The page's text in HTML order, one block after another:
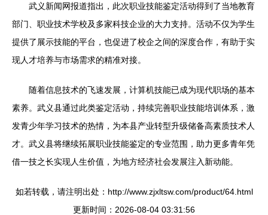
武义新闻网报道指出，此次职业技能鉴定活动得到了当地教育
部门、职业技术学校及多家科技企业的大力支持。活动不仅为学生
提供了展示技能的平台，也促进了校企之间的深度合作，有助于实
现人才培养与市场需求的精准对接。
随着信息技术的飞速发展，计算机技能已成为现代职场的基本
素养。武义县通过此类鉴定活动，持续完善职业技能培训体系，激
发青少年学习技术的热情，为本县产业转型升级储备高素质技术人
才。武义县将继续拓展职业技能鉴定的专业范围，助力更多青年凭
借一技之长实现人生价值，为地方经济社会发展注入新动能。
如若转载，请注明出处：http://www.zjxltsw.com/product/64.html
更新时间：2026-08-04 03:31:56